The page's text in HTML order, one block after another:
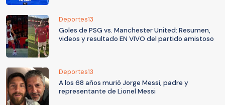
Deportes13
Goles de PSG vs. Manchester United: Resumen,
videos y resultado EN VIVO del partido amistoso
Deportes13
A los 68 años murió Jorge Messi, padre y
representante de Lionel Messi